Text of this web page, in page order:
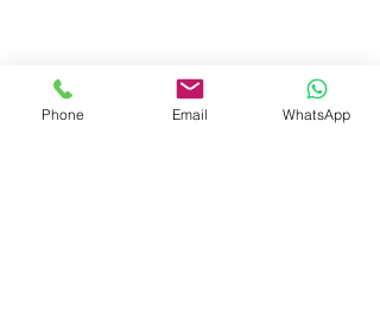
Phone Email WhatsApp